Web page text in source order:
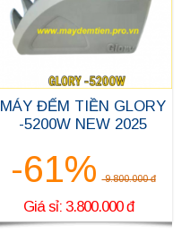
MÁY ĐẾM TIỀN GLORY
-5200W NEW 2025
-61% 9.800.000 đ
Giá sỉ: 3.800.000 đ